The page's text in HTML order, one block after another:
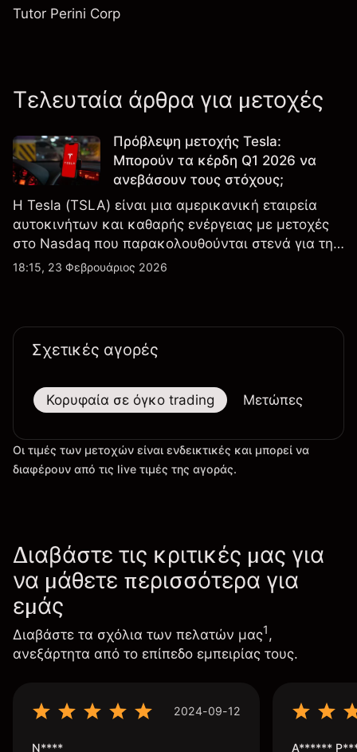
Tutor Perini Corp
Τελευταία άρθρα για μετοχές
Πρόβλεψη μετοχής Tesla:
Μπορούν τα κέρδη Q1 2026 να
ανεβάσουν τους στόχους;
Η Tesla (TSLA) είναι μια αμερικανική εταιρεία
αυτοκινήτων και καθαρής ενέργειας με μετοχές
στο Nasdaq που παρακολουθούνται στενά για την
απόδοση κερδών, τα δεδομένα παραδόσεων και
18:15, 23 Φεβρουάριος 2026
Σχετικές αγορές
Κορυφαία σε όγκο trading Μετώπες
Οι τιμές των μετοχών είναι ενδεικτικές και μπορεί να
διαφέρουν από τις live τιμές της αγοράς.
Διαβάστε τις κριτικές μας για
να μάθετε περισσότερα για
εμάς
Διαβάστε τα σχόλια των πελατών μας1,
ανεξάρτητα από το επίπεδο εμπειρίας τους.
2024-09-12
N**** A******